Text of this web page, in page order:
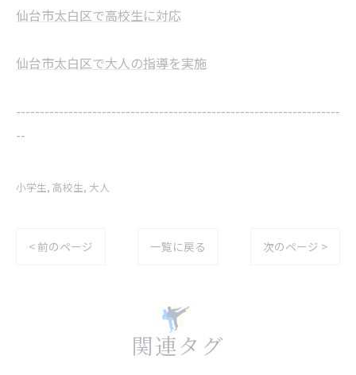
仙台市太白区で高校生に対応
仙台市太白区で大人の指導を実施
--------------------------------------------------------------------
--
小学生 高校生 大人
< 前のページ 一覧に戻る 次のページ >
関連タグ